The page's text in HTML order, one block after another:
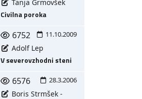
Tanja Grmovšek
Civilna poroka
6752 11.10.2009
Adolf Lep
V severovzhodni steni
6576 28.3.2006
Boris Strmšek -